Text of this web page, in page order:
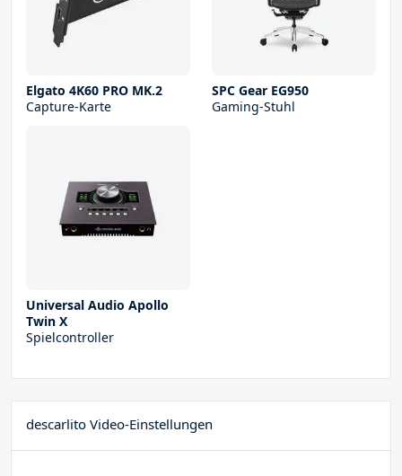
Elgato 4K60 PRO MK.2
Capture-Karte
SPC Gear EG950
Gaming-Stuhl
Universal Audio Apollo
Twin X
Spielcontroller
descarlito Video-Einstellungen